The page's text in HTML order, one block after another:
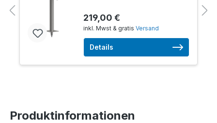
219,00 €
inkl. Mwst & gratis Versand
Details
Produktinformationen